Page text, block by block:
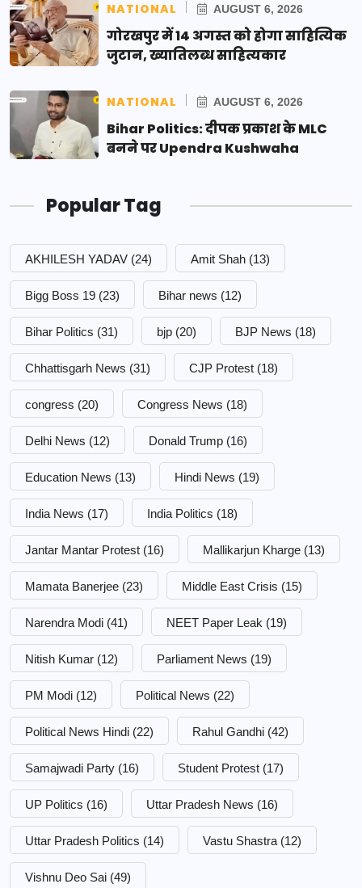
NATIONAL AUGUST 6, 2026
गोरखपुर में 14 अगस्त को होगा साहित्यिक
जुटान, ख्यातिलब्ध साहित्यकार
NATIONAL AUGUST 6, 2026
Bihar Politics: दीपक प्रकाश के MLC
बनने पर Upendra Kushwaha
Popular Tag
AKHILESH YADAV (24) Amit Shah (13)
Bigg Boss 19 (23) Bihar news (12)
Bihar Politics (31) bjp (20) BJP News (18)
Chhattisgarh News (31) CJP Protest (18)
congress (20) Congress News (18)
Delhi News (12) Donald Trump (16)
Education News (13) Hindi News (19)
India News (17) India Politics (18)
Jantar Mantar Protest (16) Mallikarjun Kharge (13)
Mamata Banerjee (23) Middle East Crisis (15)
Narendra Modi (41) NEET Paper Leak (19)
Nitish Kumar (12) Parliament News (19)
PM Modi (12) Political News (22)
Political News Hindi (22) Rahul Gandhi (42)
Samajwadi Party (16) Student Protest (17)
UP Politics (16) Uttar Pradesh News (16)
Uttar Pradesh Politics (14) Vastu Shastra (12)
Vishnu Deo Sai (49)